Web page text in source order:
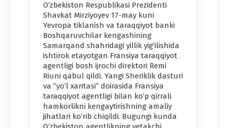
O‘zbekiston Respublikasi Prezidenti
Shavkat Mirziyoyev 17-may kuni
Yevropa tiklanish va taraqqiyot banki
Boshqaruvchilar kengashining
Samarqand shahridagi yillik yig‘ilishida
ishtirok etayotgan Fransiya taraqqiyot
agentligi bosh ijrochi direktori Remi
Riuni qabul qildi. Yangi Sheriklik dasturi
va “yo‘l xaritasi” doirasida Fransiya
taraqqiyot agentligi bilan ko‘p qirrali
hamkorlikni kengaytirishning amaliy
jihatlari ko‘rib chiqildi. Bugungi kunda